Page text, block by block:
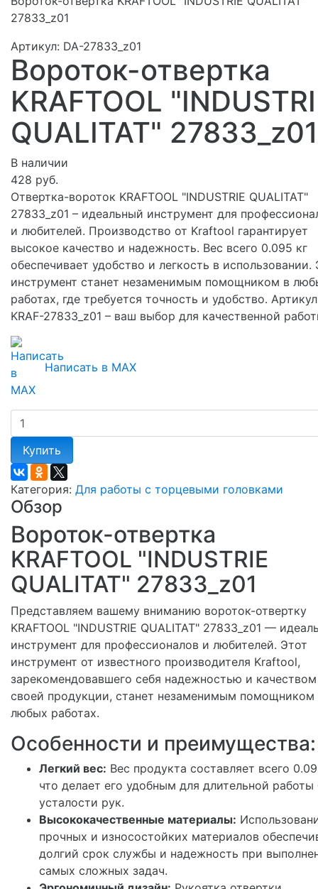
27833_z01
Артикул: DA-27833_z01
Вороток-отвертка
KRAFTOOL
QUALITAT" 27833_z01
В наличии
428 руб.
Отвертка-вороток KRAFTOOL "INDUSTRIE QUALITAT"
27833_z01 – идеальный инструмент для
и любителей. Производство от Kraftool гарантирует
высокое качество и надежность. Вес всего 0.095 кг
обеспечивает удобство и легкость в использовании.
инструмент станет незаменимым помощником в
работах, где требуется точность и удобство.
KRAF-27833_z01 – ваш выбор для качественной
Написать в MAX
Купить
Категория: Для работы с торцевыми головками
Обзор
Вороток-отвертка
KRAFTOOL "INDUSTRIE
QUALITAT" 27833_z01
Представляем вашему вниманию вороток-отвертку
KRAFTOOL "INDUSTRIE QUALITAT" 27833_z01 —
инструмент для профессионалов и любителей. Этот
инструмент от известного производителя Kraftool,
зарекомендовавшего себя надежностью и качеством
своей продукции, станет незаменимым помощником
любых работах.
Особенности и преимущества:
Легкий вес: Вес продукта составляет всего
что делает его удобным для длительной работы
усталости рук.
Высококачественные материалы:
прочных и износостойких материалов
долгий срок службы и надежность при
самых сложных задач.